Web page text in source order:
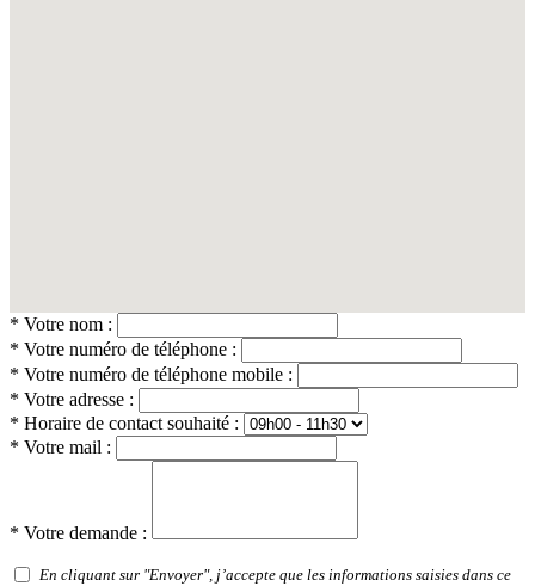
* Votre nom :
* Votre numéro de téléphone :
* Votre numéro de téléphone mobile :
* Votre adresse :
* Horaire de contact souhaité :
* Votre mail :
* Votre demande :
En cliquant sur "Envoyer", j’accepte que les informations saisies dans ce